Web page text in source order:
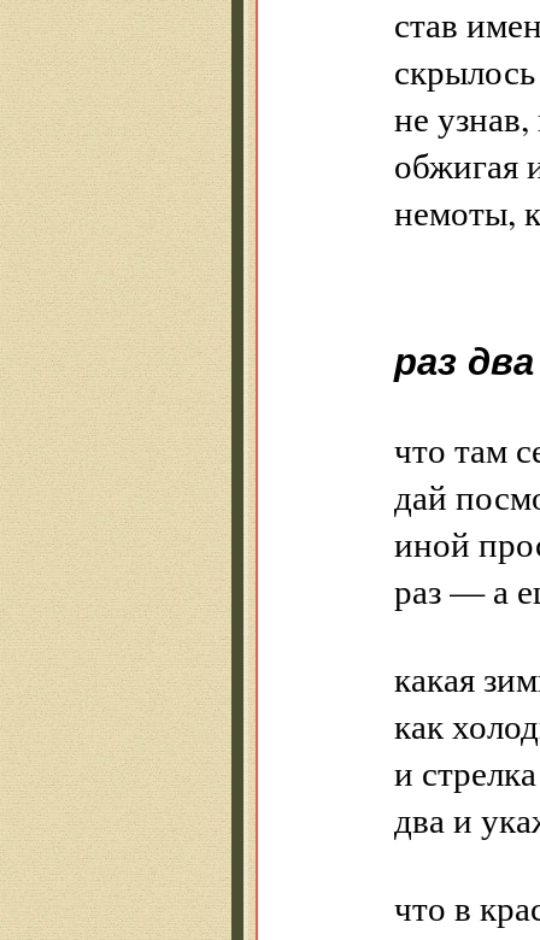
став
не
обжигая
немоты,
раз
что там
дай
иной
раз — а
какая
как
и
два и
что в